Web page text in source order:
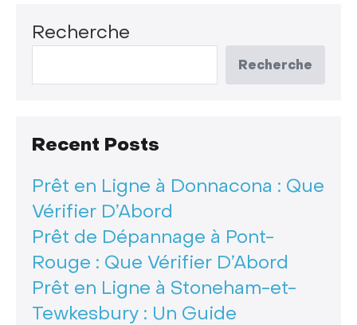
Recherche
Recherche
Recent Posts
Prêt en Ligne à Donnacona : Que
Vérifier D’Abord
Prêt de Dépannage à Pont-
Rouge : Que Vérifier D’Abord
Prêt en Ligne à Stoneham-et-
Tewkesbury : Un Guide